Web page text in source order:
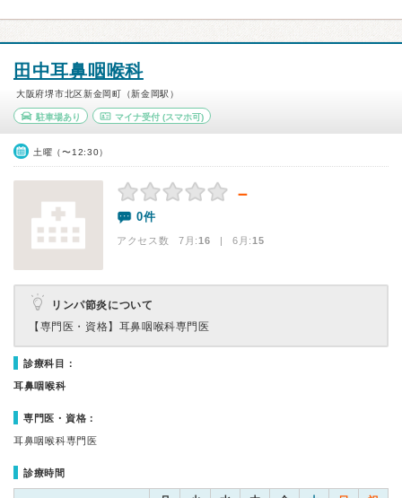
田中耳鼻咽喉科
大阪府堺市北区新金岡町（新金岡駅）
駐車場あり マイナ受付(スマホ可)
土曜（〜12:30）
－
0件
アクセス数 7月:16 | 6月:15
リンパ節炎について
【専門医・資格】 耳鼻咽喉科専門医
診療科目：
耳鼻咽喉科
専門医・資格：
耳鼻咽喉科専門医
診療時間